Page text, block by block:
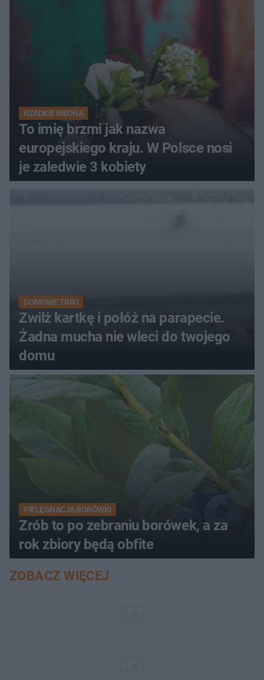
RZADKIE IMIONA
To imię brzmi jak nazwa
europejskiego kraju. W Polsce nosi
je zaledwie 3 kobiety
DOMOWE TRIKI
Zwilż kartkę i połóż na parapecie.
Żadna mucha nie wleci do twojego
domu
PIELĘGNACJA BORÓWKI
Zrób to po zebraniu borówek, a za
rok zbiory będą obfite
ZOBACZ WIĘCEJ